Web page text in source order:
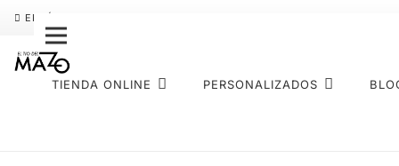
ENVÍO GRATIS
TIENDA ONLINE PERSONALIZADOS